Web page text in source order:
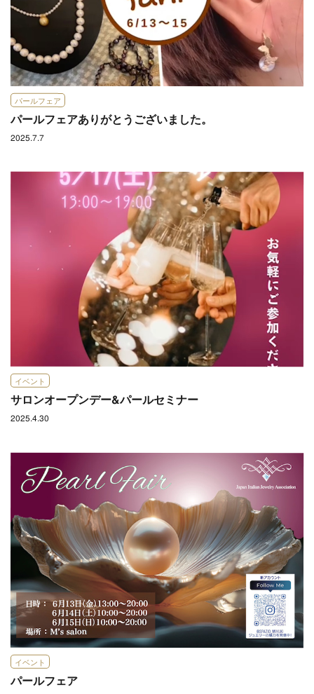
パールフェア
パールフェアありがとうございました。
2025.7.7
イベント
サロンオープンデー&パールセミナー
2025.4.30
イベント
パールフェア